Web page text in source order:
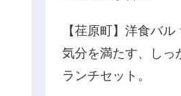
【荏原町】洋食バ
気分を満たす、しっ
ランチセット。